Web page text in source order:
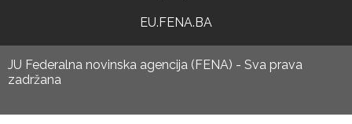
EU.FENA.BA
JU Federalna novinska agencija (FENA) - Sva prava
zadržana